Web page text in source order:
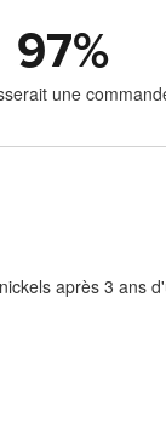
97%
une
après 3 ans